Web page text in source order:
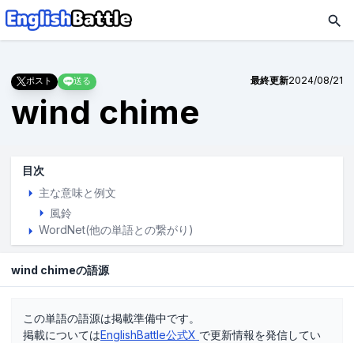
ポスト 送る 最終更新2024/08/21
wind chime
目次
主な意味と例文
風鈴
WordNet(他の単語との繋がり)
wind chimeの語源
この単語の語源は掲載準備中です。
掲載についてはEnglishBattle公式X で更新情報を発信してい